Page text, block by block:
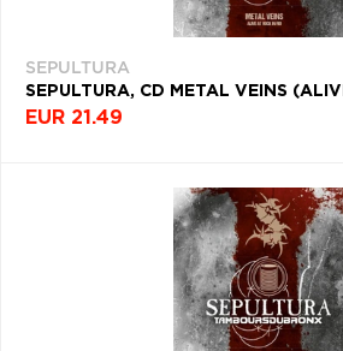
SEPULTURA
EUR 21.49